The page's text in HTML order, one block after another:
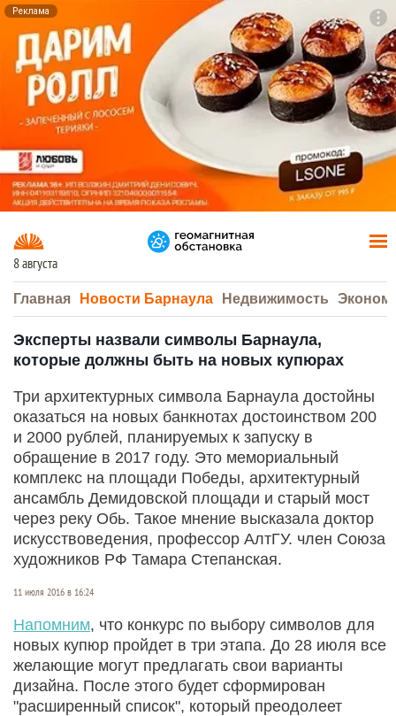
Реклама
8 августа
Главная Новости Барнаула Недвижимость
Эксперты назвали символы Барнаула,
которые должны быть на новых купюрах
Три архитектурных символа Барнаула достойны
оказаться на новых банкнотах достоинством 200
и 2000 рублей, планируемых к запуску в
обращение в 2017 году. Это мемориальный
комплекс на площади Победы, архитектурный
ансамбль Демидовской площади и старый мост
через реку Обь. Такое мнение высказала доктор
искусствоведения, профессор АлтГУ. член Союза
художников РФ Тамара Степанская.
11 июля 2016 в 16:24
Напомним, что конкурс по выбору символов для
новых купюр пройдет в три этапа. До 28 июля все
желающие могут предлагать свои варианты
дизайна. После этого будет сформирован
"расширенный список", который преодолеет